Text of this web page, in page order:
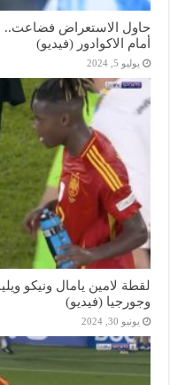
حاول الاستعراض فضاعت..
أمام الاكوادور (فيديو)
يوليو 5, 2024
لقطة لامين يامال ونيكو
وجورجيا (فيديو)
يونيو 30, 2024